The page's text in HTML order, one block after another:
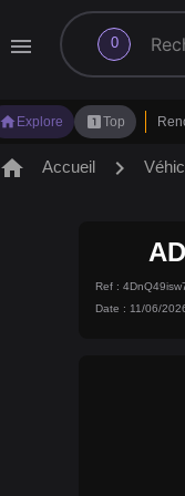
menu 0
search
home Explore looks_oneTop
home Accueil chevron_right
Ref :
Date : 11/06/